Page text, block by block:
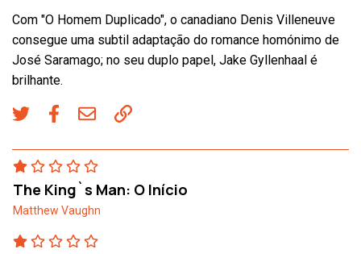
Com "O Homem Duplicado", o canadiano Denis Villeneuve
consegue uma subtil adaptação do romance homónimo de
José Saramago; no seu duplo papel, Jake Gyllenhaal é
brilhante.
The King`s Man: O Início
Matthew Vaughn